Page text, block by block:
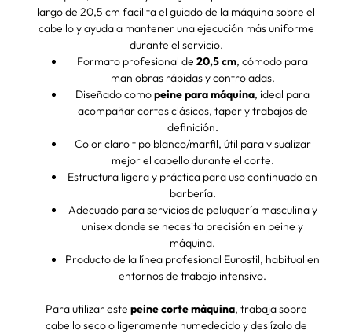
largo de 20,5 cm facilita el guiado de la máquina sobre el
cabello y ayuda a mantener una ejecución más uniforme
durante el servicio.
Formato profesional de 20,5 cm, cómodo para
maniobras rápidas y controladas.
Diseñado comopeine para máquina, ideal para
acompañar cortes clásicos, taper y trabajos de
definición.
Color claro tipo blanco/marfil, útil para visualizar
mejor el cabello durante el corte.
Estructura ligera y práctica para uso continuado en
barbería.
Adecuado para servicios de peluquería masculina y
unisex donde se necesita precisión en peine y
máquina.
Producto de la línea profesional Eurostil, habitual en
entornos de trabajo intensivo.
Para utilizar este peine corte máquina, trabaja sobre
cabello seco o ligeramente humedecido y deslízalo de